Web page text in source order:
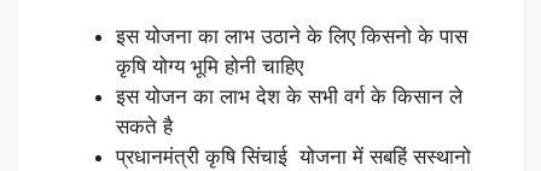
इस योजना का लाभ उठाने के लिए किसनो के पास
कृषि योग्य भूमि होनी चाहिए
इस योजन का लाभ देश के सभी वर्ग के किसान ले
सकते है
प्रधानमंत्री कृषि सिंचाई योजना में सबहिं सस्थानो